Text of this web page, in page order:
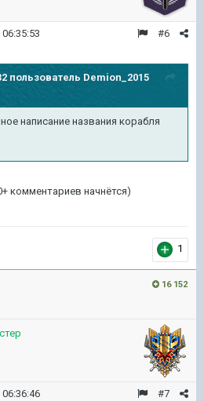
#6
пользователь Demion_2015
написание названия корабля
комментариев начнётся)
1
16 152
#7